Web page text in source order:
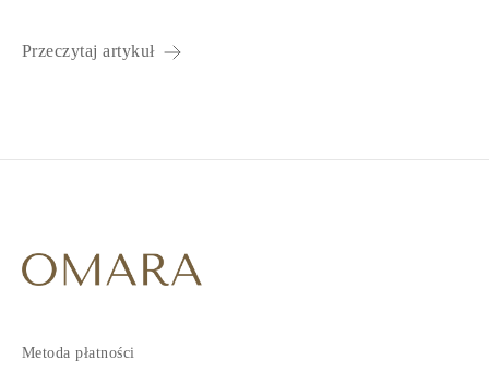
Przeczytaj artykuł
Metoda płatności